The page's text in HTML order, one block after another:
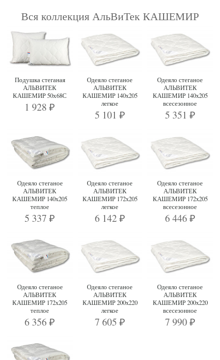
Вся коллекция АльВиТек КАШЕМИР
Подушка стеганая
АЛЬВИТЕК
КАШЕМИР 50х68С
1 928₽
Одеяло стеганое
АЛЬВИТЕК
КАШЕМИР 140x205
легкое
5 101 ₽
Одеяло стеганое
АЛЬВИТЕК
КАШЕМИР 140x205
всесезонное
5 351 ₽
Одеяло стеганое
АЛЬВИТЕК
КАШЕМИР 140x205
теплое
5 337₽
Одеяло стеганое
АЛЬВИТЕК
КАШЕМИР 172x205
легкое
6 142 ₽
Одеяло стеганое
АЛЬВИТЕК
КАШЕМИР 172x205
всесезонное
6 446 ₽
Одеяло стеганое
АЛЬВИТЕК
КАШЕМИР 172x205
теплое
6 356₽
Одеяло стеганое
АЛЬВИТЕК
КАШЕМИР 200x220
легкое
7 605 ₽
Одеяло стеганое
АЛЬВИТЕК
КАШЕМИР 200x220
всесезонное
7 990 ₽